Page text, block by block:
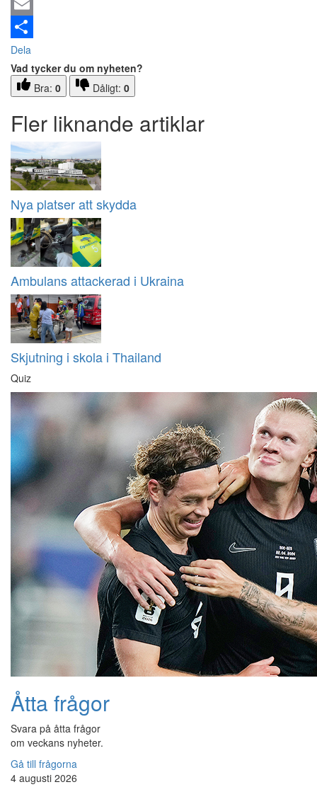
Email
Dela
Vad tycker du om nyheten?
Bra: 0 Dåligt: 0
Fler liknande artiklar
Nya platser att skydda
Ambulans attackerad i Ukraina
Skjutning i skola i Thailand
Quiz
Åtta frågor
Svara på åtta frågor
om veckans nyheter.
Gå till frågorna
4 augusti 2026